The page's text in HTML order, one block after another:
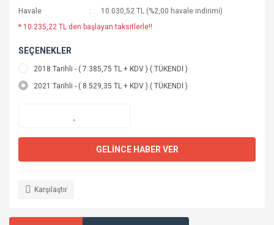
Havale
10.030,52 TL (%2,00 havale indirimi)
* 10.235,22 TL den başlayan taksitlerle!!
SEÇENEKLER
2018 Tarihli - ( 7.385,75 TL + KDV ) ( TÜKENDİ )
2021 Tarihli - ( 8.529,35 TL + KDV ) ( TÜKENDİ )
GELİNCE HABER VER
Karşılaştır